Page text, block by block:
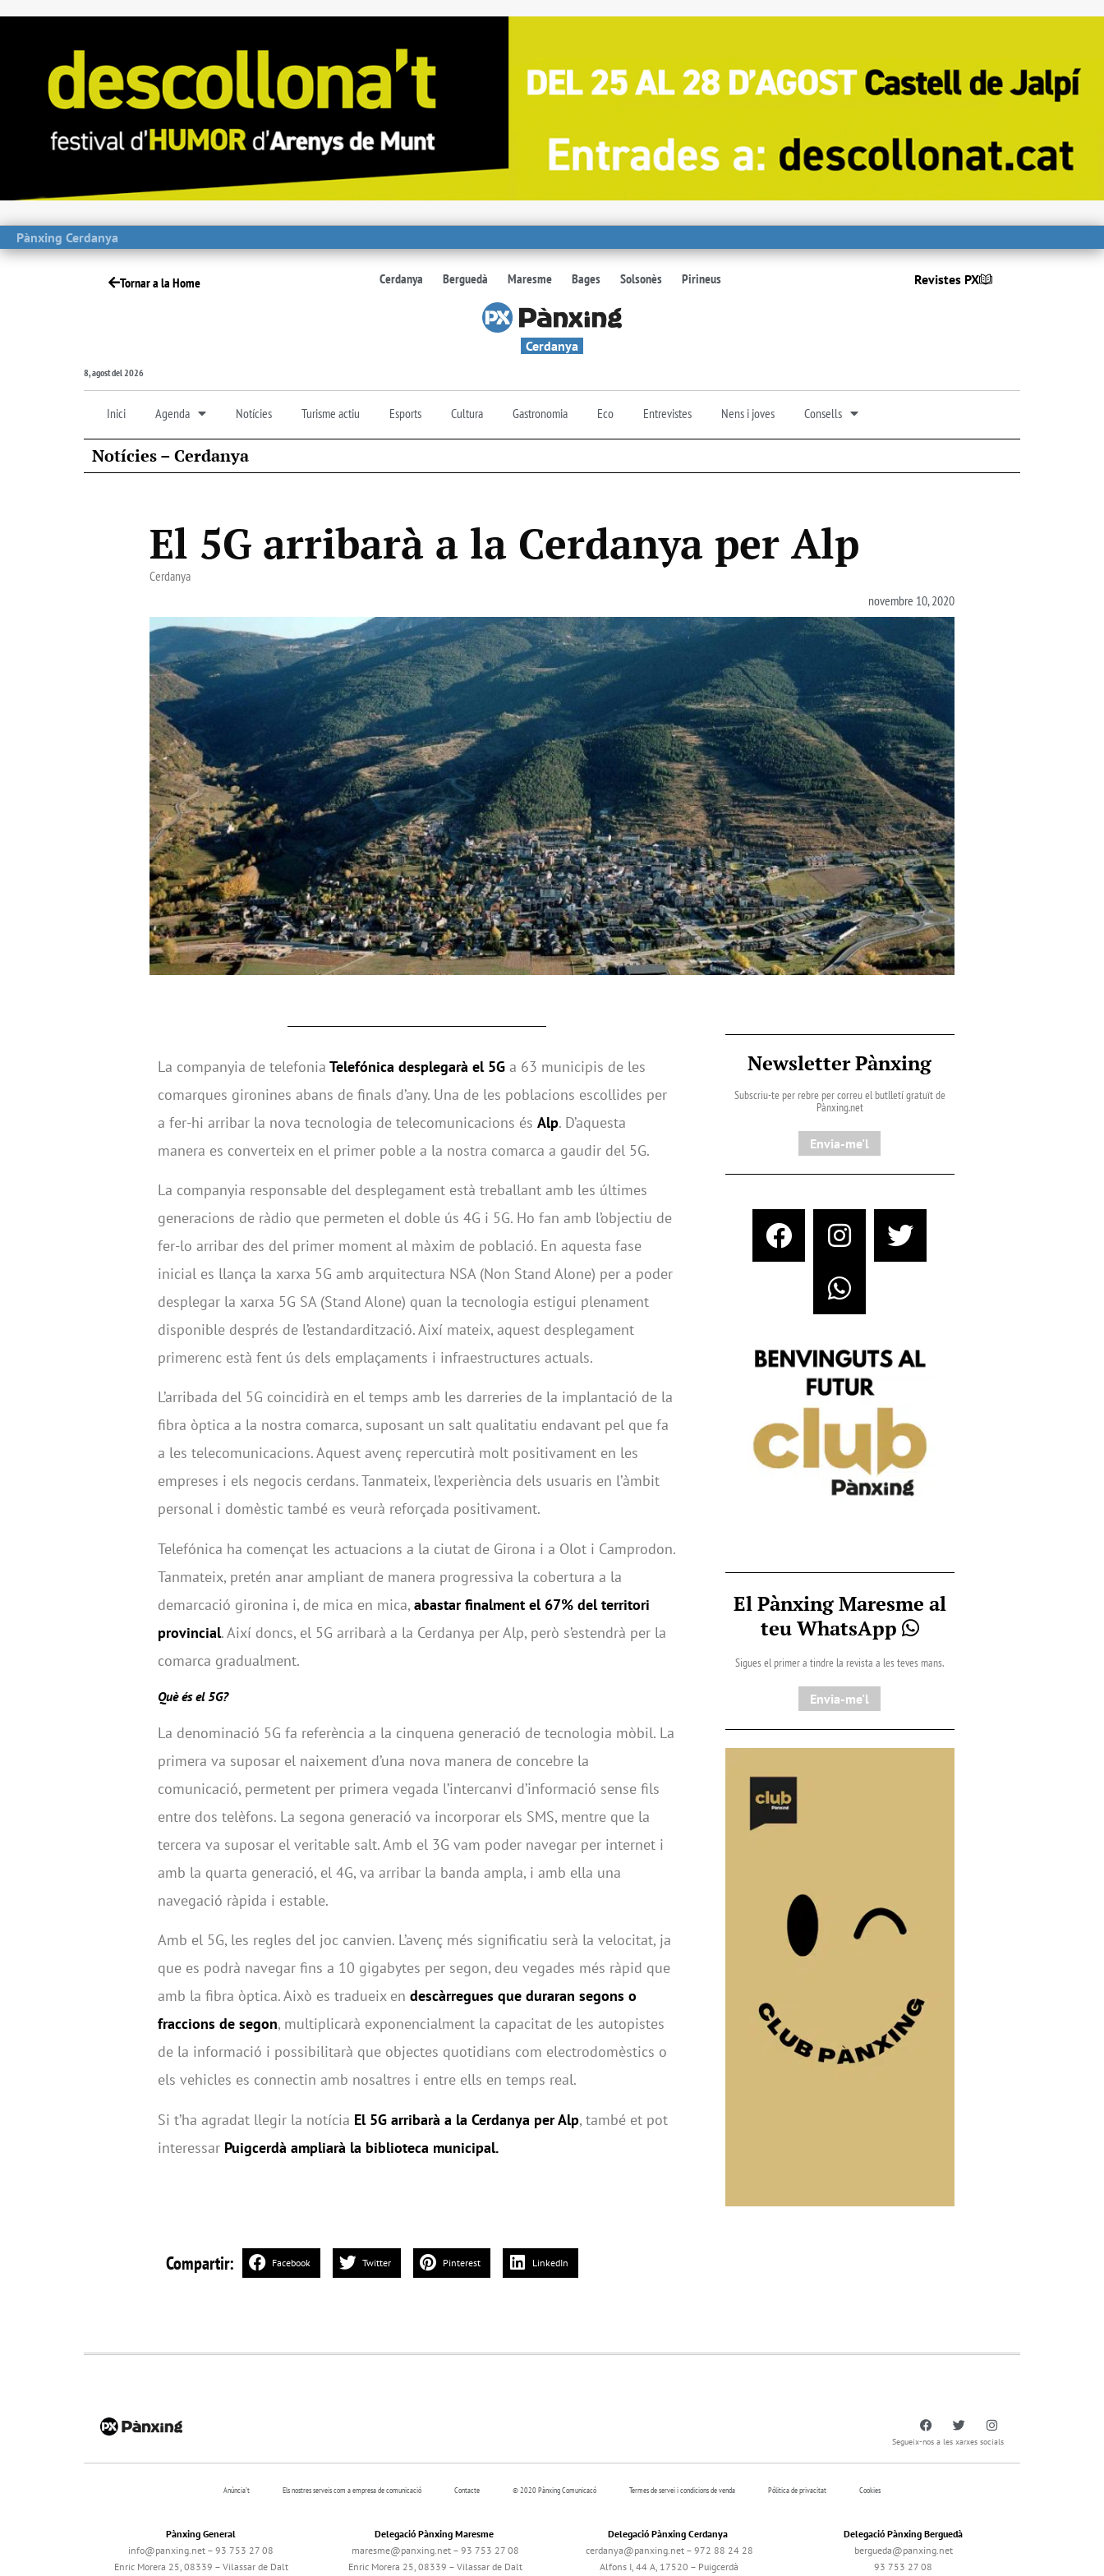
Pànxing Cerdanya
Tornar a la Home Cerdanya Berguedà Maresme Bages Solsonès Pirineus Revistes PX
Cerdanya
8, agost del 2026
Inici Agenda Notícies Turisme actiu Esports Cultura Gastronomia Eco Entrevistes Nens i joves Consells
Notícies – Cerdanya
El 5G arribarà a la Cerdanya per Alp
Cerdanya
novembre 10, 2020
La companyia de telefonia Telefónica desplegarà el 5G a 63 municipis de les
comarques gironines abans de finals d’any. Una de les poblacions escollides per
a fer-hi arribar la nova tecnologia de telecomunicacions és Alp. D’aquesta
manera es converteix en el primer poble a la nostra comarca a gaudir del 5G.
La companyia responsable del desplegament està treballant amb les últimes
generacions de ràdio que permeten el doble ús 4G i 5G. Ho fan amb l’objectiu de
fer-lo arribar des del primer moment al màxim de població. En aquesta fase
inicial es llança la xarxa 5G amb arquitectura NSA (Non Stand Alone) per a poder
desplegar la xarxa 5G SA (Stand Alone) quan la tecnologia estigui plenament
disponible després de l’estandardització. Així mateix, aquest desplegament
primerenc està fent ús dels emplaçaments i infraestructures actuals.
L’arribada del 5G coincidirà en el temps amb les darreries de la implantació de la
fibra òptica a la nostra comarca, suposant un salt qualitatiu endavant pel que fa
a les telecomunicacions. Aquest avenç repercutirà molt positivament en les
empreses i els negocis cerdans. Tanmateix, l’experiència dels usuaris en l’àmbit
personal i domèstic també es veurà reforçada positivament.
Telefónica ha començat les actuacions a la ciutat de Girona i a Olot i Camprodon.
Tanmateix, pretén anar ampliant de manera progressiva la cobertura a la
demarcació gironina i, de mica en mica, abastar finalment el 67% del territori
provincial. Així doncs, el 5G arribarà a la Cerdanya per Alp, però s’estendrà per la
comarca gradualment.
Què és el 5G?
La denominació 5G fa referència a la cinquena generació de tecnologia mòbil. La
primera va suposar el naixement d’una nova manera de concebre la
comunicació, permetent per primera vegada l’intercanvi d’informació sense fils
entre dos telèfons. La segona generació va incorporar els SMS, mentre que la
tercera va suposar el veritable salt. Amb el 3G vam poder navegar per internet i
amb la quarta generació, el 4G, va arribar la banda ampla, i amb ella una
navegació ràpida i estable.
Amb el 5G, les regles del joc canvien. L’avenç més significatiu serà la velocitat, ja
que es podrà navegar fins a 10 gigabytes per segon, deu vegades més ràpid que
amb la fibra òptica. Això es tradueix en descàrregues que duraran segons o
fraccions de segon, multiplicarà exponencialment la capacitat de les autopistes
de la informació i possibilitarà que objectes quotidians com electrodomèstics o
els vehicles es connectin amb nosaltres i entre ells en temps real.
Si t’ha agradat llegir la notícia El 5G arribarà a la Cerdanya per Alp, també et pot
interessar Puigcerdà ampliarà la biblioteca municipal.
Compartir: Facebook Twitter Pinterest LinkedIn
Newsletter Pànxing
Subscriu-te per rebre per correu el butlletí gratuït de
Pànxing.net​
Envia-me'l
El Pànxing Maresme al
teu WhatsApp
Sigues el primer a tindre la revista a les teves mans.
Envia-me'l
Segueix-nos a les xarxes socials
Anúncia’t Els nostres serveis com a empresa de comunicació Contacte © 2020 Pànxing Comunicacó Termes de servei i condicions de venda Pólitica de privacitat Cookies
Pànxing General
info@panxing.net – 93 753 27 08
Enric Morera 25, 08339 – Vilassar de Dalt
Delegació Pànxing Maresme
maresme@panxing.net – 93 753 27 08
Enric Morera 25, 08339 – Vilassar de Dalt
Delegació Pànxing Cerdanya
cerdanya@panxing.net – 972 88 24 28
Alfons I, 44 A, 17520 – Puigcerdà
Delegació Pànxing Berguedà
bergueda@panxing.net
93 753 27 08